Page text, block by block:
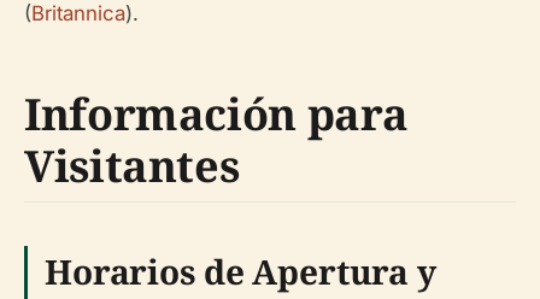
(Britannica).
Información para
Visitantes
Horarios de Apertura y